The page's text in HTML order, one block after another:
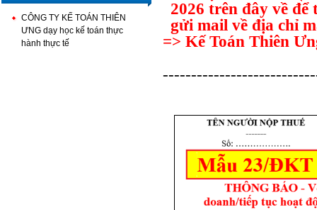
CÔNG TY KẾ TOÁN THIÊN
ƯNG dạy học kế toán thực
hành thực tế
2026 trên đây về
gửi mail về địa chỉ
=> Kế Toán Thiên